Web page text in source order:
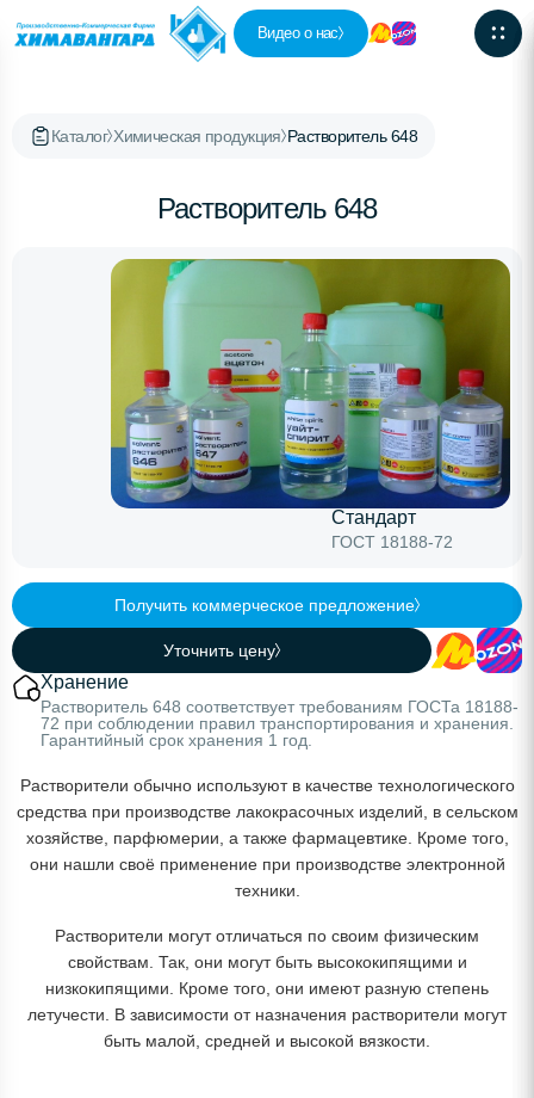
Видео о нас
Каталог Химическая продукция Растворитель 648
Растворитель 648
Стандарт
ГОСТ 18188-72
Получить коммерческое предложение
Уточнить цену
Хранение
Растворитель 648 соответствует требованиям ГОСТа 18188-
72 при соблюдении правил транспортирования и хранения.
Гарантийный срок хранения 1 год.
Растворители обычно используют в качестве технологического
средства при производстве лакокрасочных изделий, в сельском
хозяйстве, парфюмерии, а также фармацевтике. Кроме того,
они нашли своё применение при производстве электронной
техники.
Растворители могут отличаться по своим физическим
свойствам. Так, они могут быть высококипящими и
низкокипящими. Кроме того, они имеют разную степень
летучести. В зависимости от назначения растворители могут
быть малой, средней и высокой вязкости.